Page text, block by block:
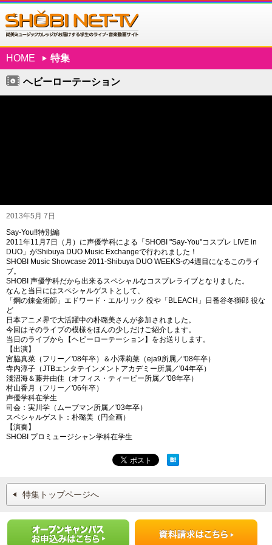
HOME 特集
ヘビーローテーション
2013年5月 7日
Say-You!!特別編
2011年11月7日（月）に声優学科による「SHOBI "Say-You"コスプレ LIVE in
DUO」がShibuya DUO Music Exchangeで行われました！
SHOBI Music Showcase 2011-Shibuya DUO WEEKS-の4週目になるこのライ
ブ。
SHOBI 声優学科だから出来るスペシャルなコスプレライブとなりました。
なんと当日にはスペシャルゲストとして、
「鋼の錬金術師」エドワード・エルリック 役や「BLEACH」日番谷冬獅郎 役な
ど
日本アニメ界で大活躍中の朴璐美さんが参加されました。
今回はそのライブの模様をほんの少しだけご紹介します。
当日のライブから【ヘビーローテーション】をお送りします。
【出演】
宮脇真菜（フリー／'08年卒）＆小澤莉菜（eja9所属／'08年卒）
寺内淳子（JTBエンタテインメントアカデミー所属／'04年卒）
淺沼海＆藤井由佳（オフィス・ティービー所属／'08年卒）
村山香月（フリー／'06年卒）
声優学科在学生
司会：実川学（ムーブマン所属／'03年卒）
スペシャルゲスト：朴璐美（円企画）
【演奏】
SHOBI プロミュージシャン学科在学生
特集トップページへ